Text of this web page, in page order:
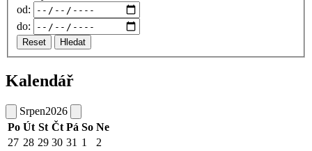
od:
do:
Reset Hledat
Kalendář
Srpen2026
Po Út St Čt Pá So Ne
27 28 29 30 31 1
2